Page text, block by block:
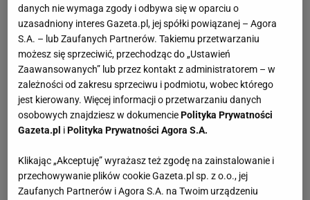
danych nie wymaga zgody i odbywa się w oparciu o
uzasadniony interes Gazeta.pl, jej spółki powiązanej – Agora
S.A. – lub Zaufanych Partnerów. Takiemu przetwarzaniu
możesz się sprzeciwić, przechodząc do „Ustawień
Zaawansowanych” lub przez kontakt z administratorem – w
zależności od zakresu sprzeciwu i podmiotu, wobec którego
jest kierowany. Więcej informacji o przetwarzaniu danych
osobowych znajdziesz w dokumenciePolityka Prywatności
Gazeta.pl iPolityka Prywatności Agora S.A.
Klikając „Akceptuję” wyrażasz też zgodę na zainstalowanie i
przechowywanie plików cookie Gazeta.pl sp. z o.o., jej
Zaufanych Partnerów i Agora S.A. na Twoim urządzeniu